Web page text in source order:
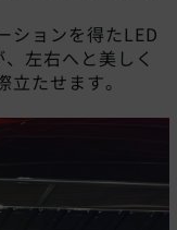
ションを得たLED
左右へと美しく
たせます。